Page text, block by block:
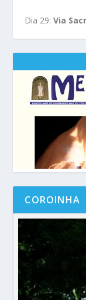
Dia 29:Via
COROINHA